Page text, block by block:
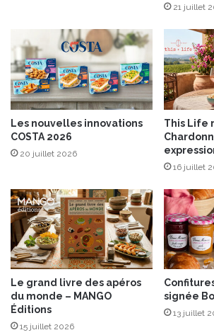
u
n
c
o
r
p
s
s
n
!
s
e
c
e
t
p
o
i
s
21 juillet
Les nouvelles innovations
COSTA 2026
20 juillet 2026
This Life
16 juillet
Le grand livre des apéros
du monde – MANGO
Éditions
15 juillet 2026
signée
13 juillet